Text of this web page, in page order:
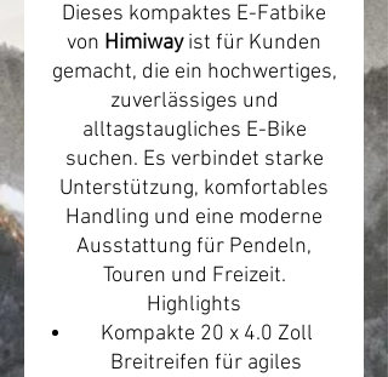
Dieses kompaktes E-Fatbike
von Himiwayist für Kunden
gemacht, die ein hochwertiges,
zuverlässiges und
alltagstaugliches E-Bike
suchen. Es verbindet starke
Unterstützung, komfortables
Handling und eine moderne
Ausstattung für Pendeln,
Touren und Freizeit.
Highlights
Kompakte 20 x 4.0 Zoll
Breitreifen für agiles